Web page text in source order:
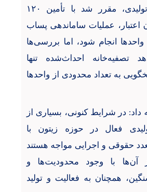
مقرر شد با تأمین
۱۲۰
اعتبار، عملیات ساماندهی پساب
انجام شود، اما بررسی‌ها
تصفیه‌خانه احداث‌شده تنها
به تعداد محدودی از واحدها
داد: در شرایط کنونی، بسیاری از
فعال در حوزه زیتون با
حقوقی و اجرایی مواجه هستند
آن‌ها با وجود محدودیت‌ها و
همچنان به فعالیت و تولید